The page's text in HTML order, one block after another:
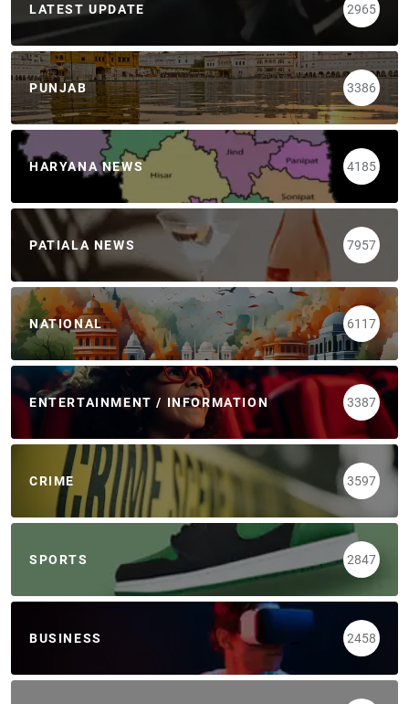
LATEST UPDATE 2965
PUNJAB 3386
HARYANA NEWS 4185
PATIALA NEWS 7957
NATIONAL 6117
ENTERTAINMENT / INFORMATION 3387
CRIME 3597
SPORTS 2847
BUSINESS 2458